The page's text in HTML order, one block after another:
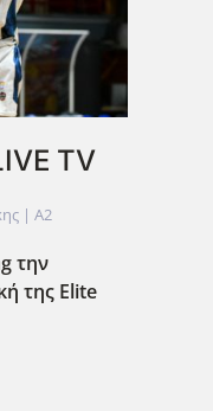
TV
| A2
την
της Elite